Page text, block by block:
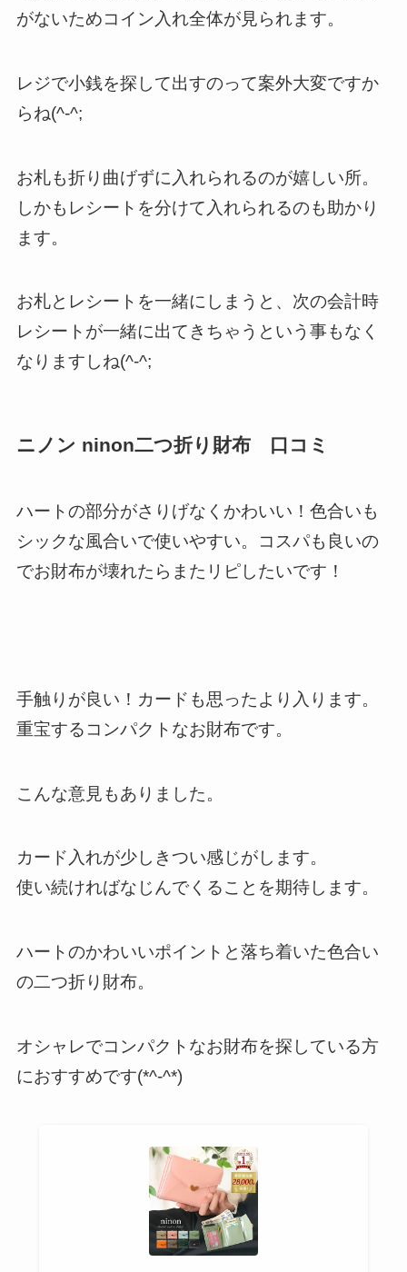
がないためコイン入れ全体が見られます。
レジで小銭を探して出すのって案外大変ですか
らね(^-^;
お札も折り曲げずに入れられるのが嬉しい所。
しかもレシートを分けて入れられるのも助かり
ます。
お札とレシートを一緒にしまうと、次の会計時
レシートが一緒に出てきちゃうという事もなく
なりますしね(^-^;
ニノン ninon二つ折り財布 口コミ
ハートの部分がさりげなくかわいい！色合いも
シックな風合いで使いやすい。コスパも良いの
でお財布が壊れたらまたリピしたいです！
手触りが良い！カードも思ったより入ります。
重宝するコンパクトなお財布です。
こんな意見もありました。
カード入れが少しきつい感じがします。
使い続ければなじんでくることを期待します。
ハートのかわいいポイントと落ち着いた色合い
の二つ折り財布。
オシャレでコンパクトなお財布を探している方
におすすめです(*^-^*)